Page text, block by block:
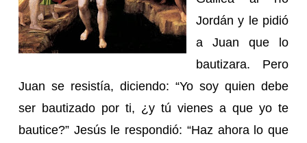
Jordán y le pidió
a Juan que lo
bautizara. Pero
Juan se resistía, diciendo: “Yo soy quien debe
ser bautizado por ti, ¿y tú vienes a que yo te
bautice?” Jesús le respondió: “Haz ahora lo que